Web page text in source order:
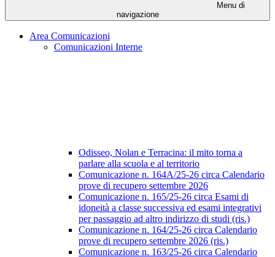
Menu di
navigazione
Area Comunicazioni
Comunicazioni Interne
Odisseo, Nolan e Terracina: il mito torna a
parlare alla scuola e al territorio
Comunicazione n. 164A/25-26 circa Calendario
prove di recupero settembre 2026
Comunicazione n. 165/25-26 circa Esami di
idoneità a classe successiva ed esami integrativi
per passaggio ad altro indirizzo di studi (ris.)
Comunicazione n. 164/25-26 circa Calendario
prove di recupero settembre 2026 (ris.)
Comunicazione n. 163/25-26 circa Calendario